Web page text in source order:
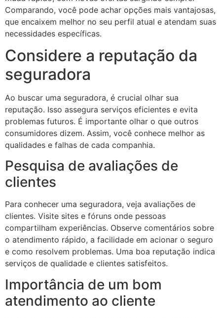
Comparando, você pode achar opções mais vantajosas,
que encaixem melhor no seu perfil atual e atendam suas
necessidades específicas.
Considere a reputação da
seguradora
Ao buscar uma seguradora, é crucial olhar sua
reputação. Isso assegura serviços eficientes e evita
problemas futuros. É importante olhar o que outros
consumidores dizem. Assim, você conhece melhor as
qualidades e falhas de cada companhia.
Pesquisa de avaliações de
clientes
Para conhecer uma seguradora, veja avaliações de
clientes. Visite sites e fóruns onde pessoas
compartilham experiências. Observe comentários sobre
o atendimento rápido, a facilidade em acionar o seguro
e como resolvem problemas. Uma boa reputação indica
serviços de qualidade e clientes satisfeitos.
Importância de um bom
atendimento ao cliente